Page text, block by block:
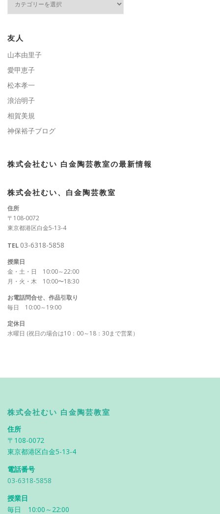
ー
友人
山本由里子
愛甲恵子
松本孝一
浪治明子
相賀美規
神保裕子ブログ
株式会社むい 白金陶芸教室の最新情報
株式会社むい、白金陶芸教室
住所
〒108-0072
東京都港区白金5-13-4
TEL 03-6318-5858
授業日
金・土・日 10:00～22:00
月・火・木 10:00〜18:30
お電話問合せ、作品引取り
毎日 10:00～19:00
定休日
水曜日 (祝日の場合は10：00～18：30まで営業）
株式会社むい 白金陶芸教室
住所
〒108-0072
東京都港区白金5-13-4
電話番号
03-6318-5858
授業日
毎日 10:00～22:00